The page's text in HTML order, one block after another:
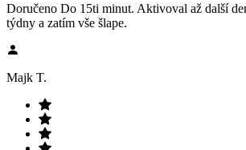
Doručeno Do 15ti minut. Aktivoval až další
týdny a zatím vše šlape.
Majk T.